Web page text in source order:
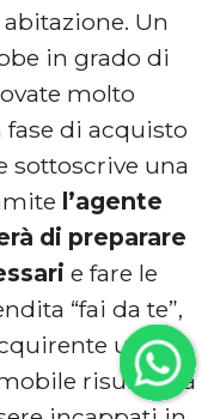
Un
in grado di
molto
di acquisto
sottoscrive una
l’agente
di preparare
e fare le
“fai da te”,
una
risulta già